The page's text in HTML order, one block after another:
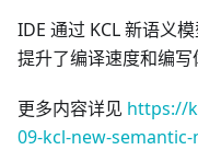
IDE 通过 KCL 新语义
提升了编译速度和编写
更多内容详见 https://
09-kcl-new-